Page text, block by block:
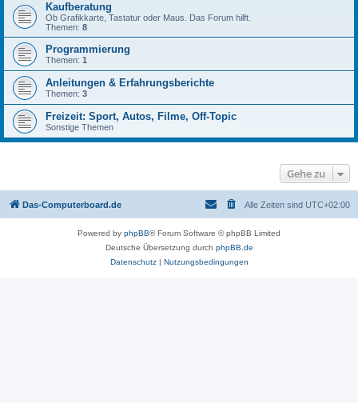
Kaufberatung
Ob Grafikkarte, Tastatur oder Maus. Das Forum hilft.
Themen: 8
Programmierung
Themen: 1
Anleitungen & Erfahrungsberichte
Themen: 3
Freizeit: Sport, Autos, Filme, Off-Topic
Sonstige Themen
Gehe zu
Das-Computerboard.de Alle Zeiten sind UTC+02:00
Powered by phpBB® Forum Software © phpBB Limited
Deutsche Übersetzung durch phpBB.de
Datenschutz| Nutzungsbedingungen